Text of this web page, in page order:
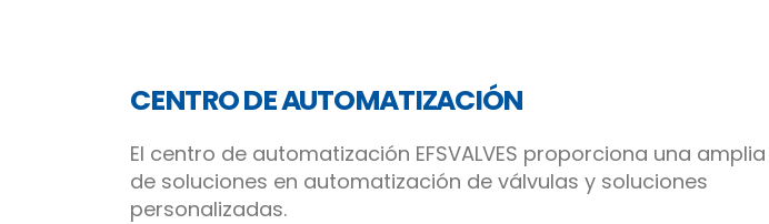
CENTRO DE AUTOMATIZACIÓN
El centro de automatización EFSVALVES proporciona una
de soluciones en automatización de válvulas y soluciones
personalizadas.